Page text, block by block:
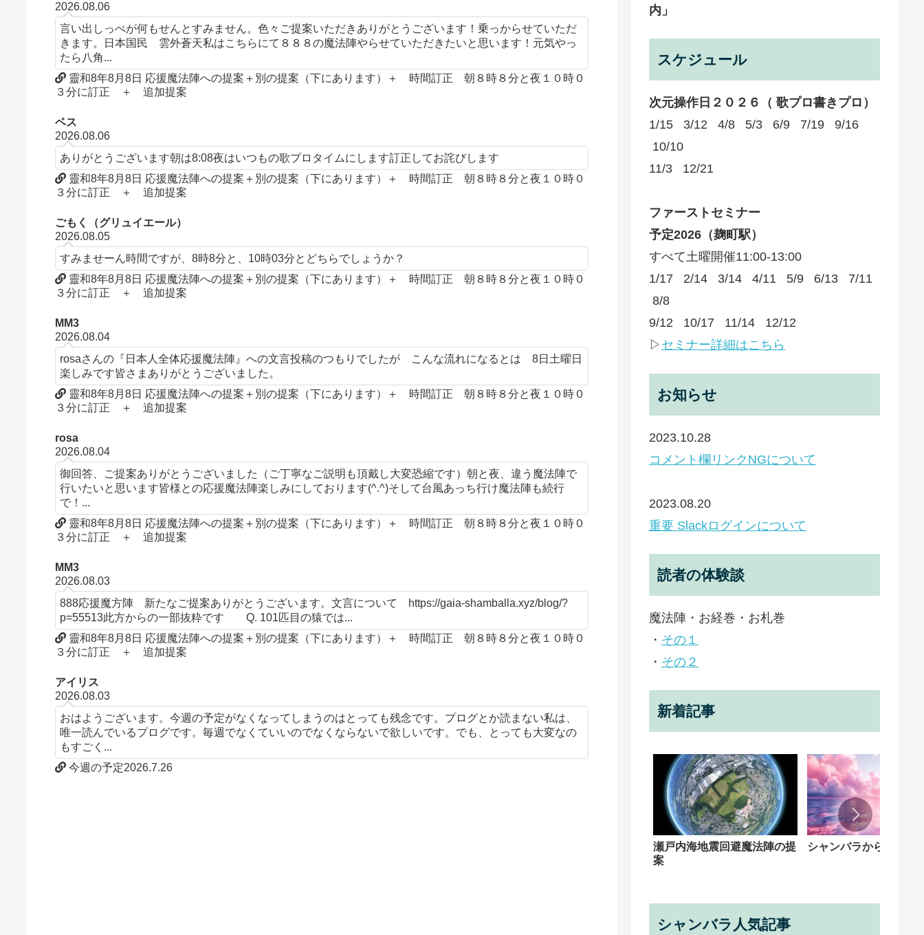
2026.08.06
言い出しっぺが何もせんとすみません。色々ご提案いただきありがとうございます！乗っからせていただ
きます。日本国民 雲外蒼天私はこちらにて８８８の魔法陣やらせていただきたいと思います！元気やっ
たら八角...
靈和8年8月8日 応援魔法陣への提案＋別の提案（下にあります）＋ 時間訂正 朝８時８分と夜１０時０
３分に訂正 ＋ 追加提案
ベス
2026.08.06
ありがとうございます朝は8:08夜はいつもの歌プロタイムにします訂正してお詫びします
靈和8年8月8日 応援魔法陣への提案＋別の提案（下にあります）＋ 時間訂正 朝８時８分と夜１０時０
３分に訂正 ＋ 追加提案
ごもく（グリュイエール）
2026.08.05
すみませーん時間ですが、8時8分と、10時03分とどちらでしょうか？
靈和8年8月8日 応援魔法陣への提案＋別の提案（下にあります）＋ 時間訂正 朝８時８分と夜１０時０
３分に訂正 ＋ 追加提案
MM3
2026.08.04
rosaさんの『日本人全体応援魔法陣』への文言投稿のつもりでしたが こんな流れになるとは 8日土曜日
楽しみです皆さまありがとうございました。
靈和8年8月8日 応援魔法陣への提案＋別の提案（下にあります）＋ 時間訂正 朝８時８分と夜１０時０
３分に訂正 ＋ 追加提案
rosa
2026.08.04
御回答、ご提案ありがとうございました（ご丁寧なご説明も頂戴し大変恐縮です）朝と夜、違う魔法陣で
行いたいと思います皆様との応援魔法陣楽しみにしております(^.^)そして台風あっち行け魔法陣も続行
で！...
靈和8年8月8日 応援魔法陣への提案＋別の提案（下にあります）＋ 時間訂正 朝８時８分と夜１０時０
３分に訂正 ＋ 追加提案
MM3
2026.08.03
888応援魔方陣 新たなご提案ありがとうございます。文言について https://gaia-shamballa.xyz/blog/?
p=55513此方からの一部抜粋です Q. 101匹目の猿では...
靈和8年8月8日 応援魔法陣への提案＋別の提案（下にあります）＋ 時間訂正 朝８時８分と夜１０時０
３分に訂正 ＋ 追加提案
アイリス
2026.08.03
おはようございます。今週の予定がなくなってしまうのはとっても残念です。プログとか読まない私は、
唯一読んでいるプログです。毎週でなくていいのでなくならないで欲しいです。でも、とっても大変なの
もすごく...
今週の予定2026.7.26
内」
スケジュール
次元操作日２０２６（ 歌プロ書きプロ）
1/15 3/12 4/8 5/3 6/9 7/19 9/16
10/10
11/3 12/21
ファーストセミナー
予定2026 （麹町駅）
すべて土曜開催11:00-13:00
1/17 2/14 3/14 4/11 5/9 6/13 7/11
8/8
9/12 10/17 11/14 12/12
▷ セミナー詳細はこちら
お知らせ
2023.10.28
コメント欄リンクNGについて
2023.08.20
重要 Slackログインについて
読者の体験談
魔法陣・お経巻・お札巻
・ その１
・ その２
新着記事
瀬戸内海地震回避魔法陣の提
案
シャンバラからの回覧
シャンバラ人気記事